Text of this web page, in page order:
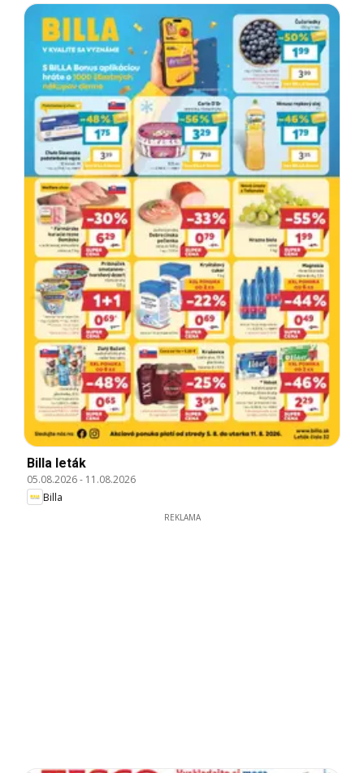
Billa leták
05.08.2026- 11.08.2026
Billa
REKLAMA